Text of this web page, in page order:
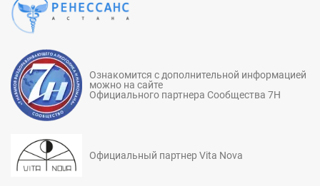
Ознакомится с дополнительной информацией
можно на сайте
Официального партнера Сообщества 7Н
Официальный партнер Vita Nova